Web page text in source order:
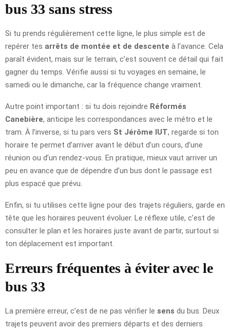
bus 33 sans stress
Si tu prends régulièrement cette ligne, le plus simple est de
repérer tes arrêts de montée et de descente à l’avance. Cela
paraît évident, mais sur le terrain, c’est souvent ce détail qui fait
gagner du temps. Vérifie aussi si tu voyages en semaine, le
samedi ou le dimanche, car la fréquence change vraiment.
Autre point important : si tu dois rejoindre Réformés
Canebière, anticipe les correspondances avec le métro et le
tram. À l’inverse, si tu pars vers St Jérôme IUT, regarde si ton
horaire te permet d’arriver avant le début d’un cours, d’une
réunion ou d’un rendez-vous. En pratique, mieux vaut arriver un
peu en avance que de dépendre d’un bus dont le passage est
plus espacé que prévu.
Enfin, si tu utilises cette ligne pour des trajets réguliers, garde en
tête que les horaires peuvent évoluer. Le réflexe utile, c’est de
consulter le plan et les horaires juste avant de partir, surtout si
ton déplacement est important.
Erreurs fréquentes à éviter avec le
bus 33
La première erreur, c’est de ne pas vérifier le sens du bus. Deux
trajets peuvent avoir des premiers départs et des derniers